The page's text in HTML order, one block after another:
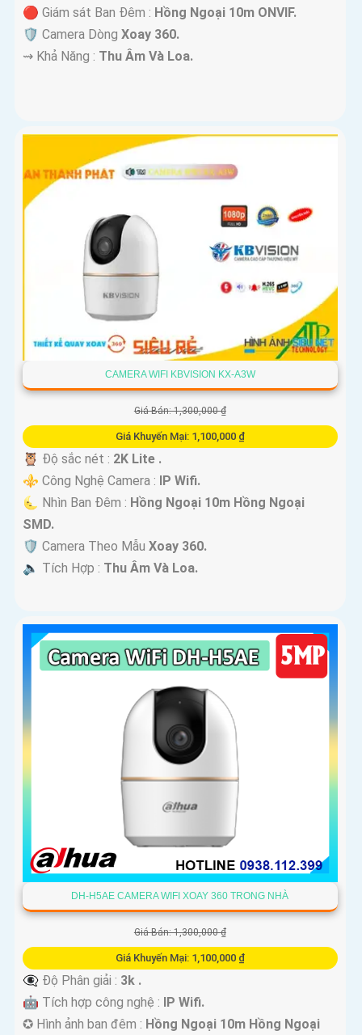
🔴 Giám sát Ban Đêm : Hồng Ngoại 10m ONVIF.
🛡 Camera Dòng Xoay 360.
️⇝ Khả Năng : Thu Âm Và Loa.
CAMERA WIFI KBVISION KX-A3W
Giá Bán: 1,300,000 ₫
Giá Khuyến Mại: 1,100,000 ₫
🦉 Độ sắc nét : 2K Lite .
⚜️ Công Nghệ Camera :
IP Wifi.
🌜 Nhìn Ban Đêm : Hồng Ngoại 10m Hồng Ngoại
SMD.
🛡 Camera Theo Mẫu Xoay 360.
️🔈 Tích Hợp : Thu Âm Và Loa.
DH-H5AE CAMERA WIFI XOAY 360 TRONG NHÀ
Giá Bán: 1,300,000 ₫
Giá Khuyến Mại: 1,100,000 ₫
👁️‍🗨 Độ Phân giải : 3k .
🤖️ Tích hợp công nghệ : IP Wifi.
✪ Hình ảnh ban đêm : Hồng Ngoại 10m Hồng Ngoại